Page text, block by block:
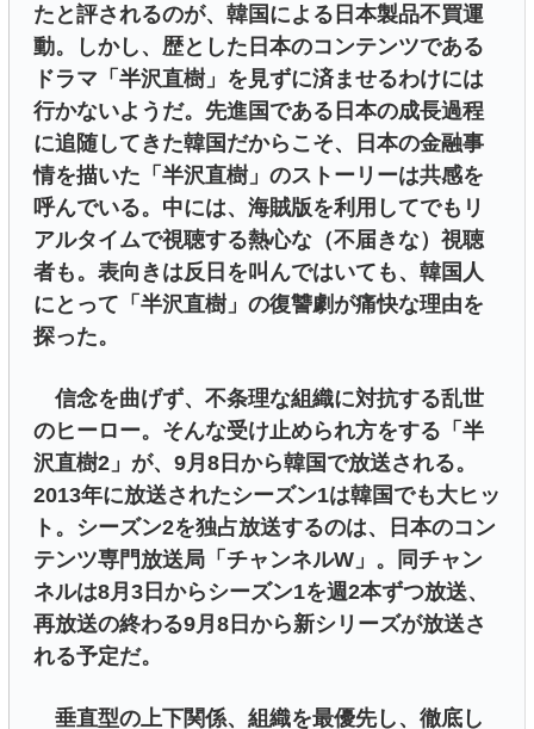
たと評されるのが、韓国による日本製品不買運
動。しかし、歴とした日本のコンテンツである
ドラマ「半沢直樹」を見ずに済ませるわけには
行かないようだ。先進国である日本の成長過程
に追随してきた韓国だからこそ、日本の金融事
情を描いた「半沢直樹」のストーリーは共感を
呼んでいる。中には、海賊版を利用してでもリ
アルタイムで視聴する熱心な（不届きな）視聴
者も。表向きは反日を叫んではいても、韓国人
にとって「半沢直樹」の復讐劇が痛快な理由を
探った。
信念を曲げず、不条理な組織に対抗する乱世
のヒーロー。そんな受け止められ方をする「半
沢直樹2」が、9月8日から韓国で放送される。
2013年に放送されたシーズン1は韓国でも大ヒッ
ト。シーズン2を独占放送するのは、日本のコン
テンツ専門放送局「チャンネルW」。同チャン
ネルは8月3日からシーズン1を週2本ずつ放送、
再放送の終わる9月8日から新シリーズが放送さ
れる予定だ。
垂直型の上下関係、組織を最優先し、徹底し